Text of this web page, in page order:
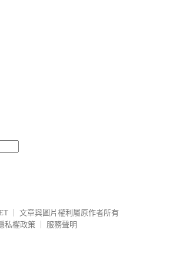
文章與圖片權利屬原作者所有
私權政策
服務聲明